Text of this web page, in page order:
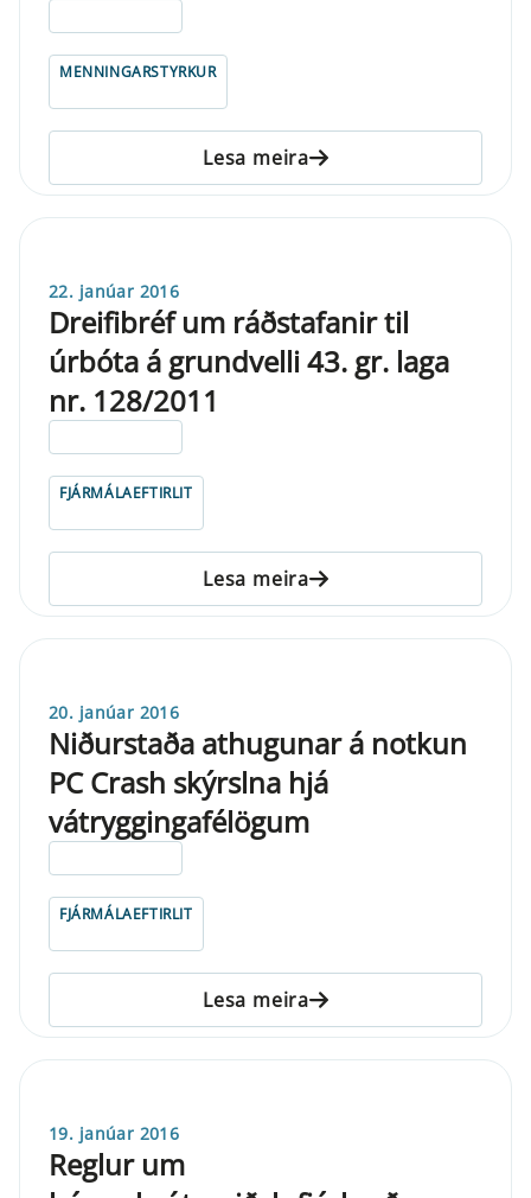
MENNINGARSTYRKUR
Lesa meira
22. janúar 2016
Dreifibréf um ráðstafanir til
úrbóta á grundvelli 43. gr. laga
nr. 128/2011
FJÁRMÁLAEFTIRLIT
Lesa meira
20. janúar 2016
Niðurstaða athugunar á notkun
PC Crash skýrslna hjá
vátryggingafélögum
FJÁRMÁLAEFTIRLIT
Lesa meira
19. janúar 2016
Reglur um